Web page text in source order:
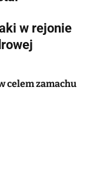
w rejonie
celem zamachu